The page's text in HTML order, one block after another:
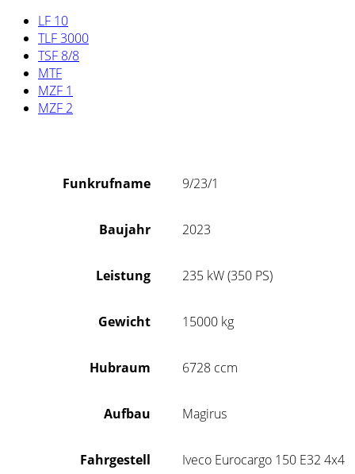
LF 10
TLF 3000
TSF 8/8
MTF
MZF 1
MZF 2
Funkrufname 9/23/1
Baujahr 2023
Leistung 235 kW (350 PS)
Gewicht 15000 kg
Hubraum 6728 ccm
Aufbau Magirus
Fahrgestell Iveco Eurocargo 150 E32 4x4